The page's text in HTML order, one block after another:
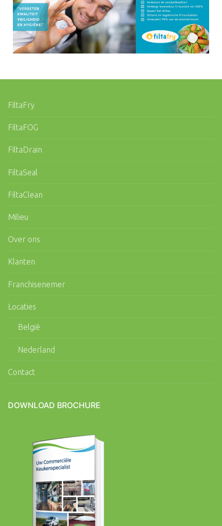
FiltaFry
FiltaFOG
FiltaDrain
FiltaSeal
FiltaClean
Milieu
Over ons
Klanten
Franchisenemer
Locaties
België
Nederland
Contact
DOWNLOAD BROCHURE